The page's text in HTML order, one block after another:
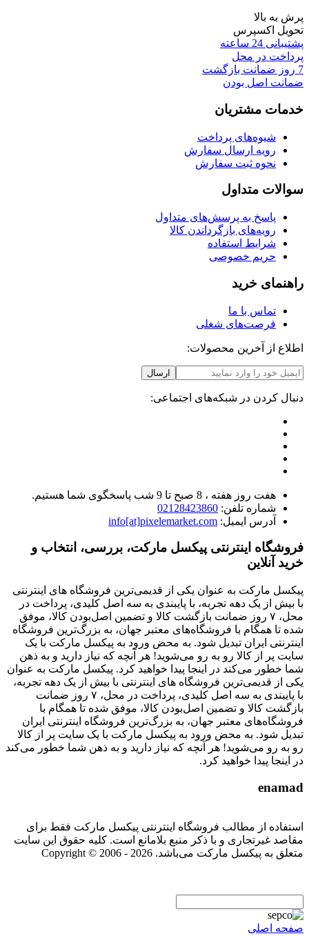
پرش به بالا
تحویل اکسپرس
پشتیبانی 24 ساعته
پرداخت در محل
7 روز ضمانت بازگشت
ضمانت اصل بودن
خدمات مشتریان
شیوه‌های پرداخت
رویه ارسال سفارش
نحوه ثبت سفارش
سوالات متداول
پاسخ به پرسش‌های متداول
رویه‌های بازگرداندن کالا
شرایط استفاده
حریم خصوصی
راهنمای خرید
تماس با ما
فرصت‌های شغلی
اطلاع از آخرین محصولات:
ارسال
دنبال کردن در شبکه‌های اجتماعی:
هفت روز هفته ، 8 صبح تا 9 شب پاسخگوی شما هستیم.
شماره تلفن: 02128423860
آدرس ایمیل: info[at]pixelemarket.com
فروشگاه اینترنتی پیکسل مارکت، بررسی، انتخاب و
خرید آنلاین
پیکسل مارکت به عنوان یکی از قدیمی‌ترین فروشگاه های اینترنتی
با بیش از یک دهه تجربه، با پایبندی به سه اصل کلیدی، پرداخت در
محل، ۷ روز ضمانت بازگشت کالا و تضمین اصل‌بودن کالا، موفق
شده تا همگام با فروشگاه‌های معتبر جهان، به بزرگ‌ترین فروشگاه
اینترنتی ایران تبدیل شود. به محض ورود به پیکسل مارکت با یک
سایت پر از کالا رو به رو می‌شوید! هر آنچه که نیاز دارید و به ذهن
شما خطور می‌کند در اینجا پیدا خواهید کرد. پیکسل مارکت به عنوان
یکی از قدیمی‌ترین فروشگاه های اینترنتی با بیش از یک دهه تجربه،
با پایبندی به سه اصل کلیدی، پرداخت در محل، ۷ روز ضمانت
بازگشت کالا و تضمین اصل‌بودن کالا، موفق شده تا همگام با
فروشگاه‌های معتبر جهان، به بزرگ‌ترین فروشگاه اینترنتی ایران
تبدیل شود. به محض ورود به پیکسل مارکت با یک سایت پر از کالا
رو به رو می‌شوید! هر آنچه که نیاز دارید و به ذهن شما خطور می‌کند
در اینجا پیدا خواهید کرد.
enamad
استفاده از مطالب فروشگاه اینترنتی پیکسل مارکت فقط برای
مقاصد غیرتجاری و با ذکر منبع بلامانع است. کلیه حقوق این سایت
متعلق به پیکسل مارکت می‌باشد. Copyright © 2006 - 2026
صفحه اصلی